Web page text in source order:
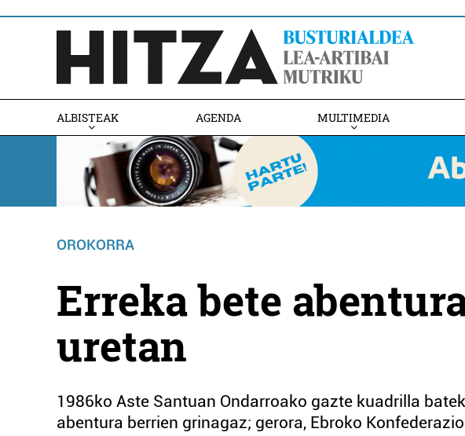
ALBISTEAK AGENDA MULTIMEDIA
OROKORRA
Erreka bete
uretan
1986ko Aste Santuan Ondarroako gazte kuadrilla
abentura berrien grinagaz; gerora, Ebroko